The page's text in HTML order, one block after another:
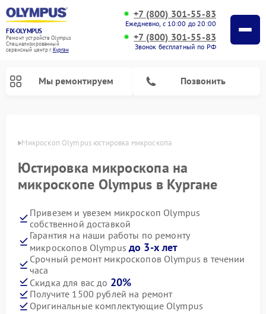
FIX-OLYMPUS
Ремонт устройств Olympus
Специализированный
cервисный центр г.Курган
+7 (800) 301-55-83
Ежедневно, с 10:00 до 20:00
+7 (800) 301-55-83
Звонок бесплатный по РФ
Мы ремонтируем Позвонить
Микроскоп Olympus юстировка микроскопа
Юстировка микроскопа на
микроскопе Olympus в Кургане
Привезем и увезем микроскоп Olympus
собственной доставкой
Гарантия на наши работы по ремонту
микроскопов Olympus до 3-х лет
Срочный ремонт микроскопов Olympus в течении
часа
Скидка для вас до 20%
Получите 1500 рублей на ремонт
Оригинальные комплектующие Olympus